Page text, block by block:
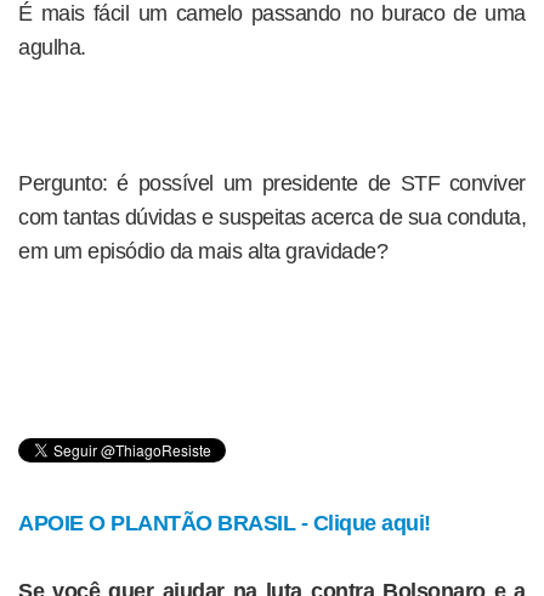
É mais fácil um camelo passando no buraco de uma
agulha.
Pergunto: é possível um presidente de STF conviver
com tantas dúvidas e suspeitas acerca de sua conduta,
em um episódio da mais alta gravidade?
APOIE O PLANTÃO BRASIL - Clique aqui!
Se você quer ajudar na luta contra Bolsonaro e a